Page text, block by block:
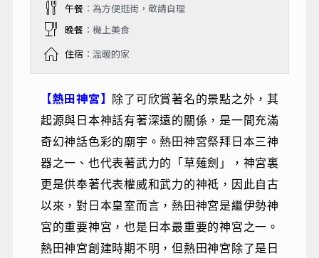
午餐：為方便逛街，敬請自理
晚餐：機上美食
住宿 ：溫暖的家
【熱田神宮】
除了可欣賞著名的景點之外，其
起源與日本神話有著深遠的關係，是一間充滿
奇幻神話色彩的廟宇。熱田神宮祭拜日本三神
器之一、也代表著武力的「草薙劍」，神宮裏
更是供奉著代表權威和武力的神祗，因此自古
以來，對日本皇室而言，熱田神宮是繼伊勢神
宮的重要神宮，也是日本最重要的神宮之一。
熱田神宮創建時期不明，但熱田神宮除了是日